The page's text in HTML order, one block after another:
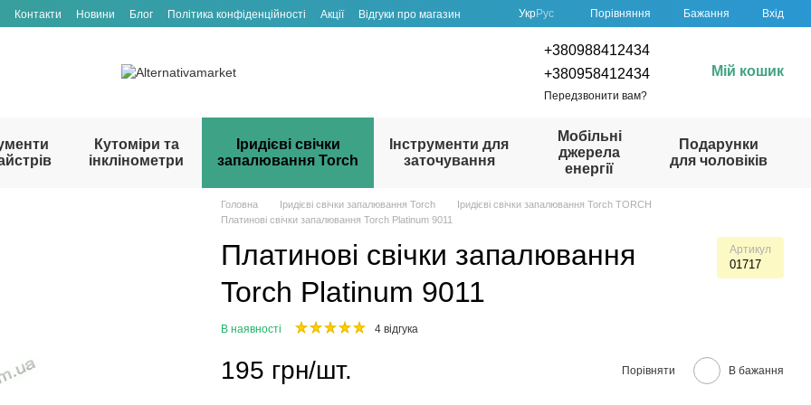
Контакти Новини Блог Політика конфіденційності Акції
Відгуки про магазин
УкрРус Порівняння Бажання Вхід
+380988412434
+380958412434
Передзвонити вам?
Мій кошик
Кутоміри та
інклінометри
Іридієві свічки
запалювання Torch
Інструменти для
заточування
Мобільні
джерела
енергії
Подарунки
для чоловіків
Головна Іридієві свічки запалювання Torch
Іридієві свічки запалювання Torch TORCH
Платинові свічки запалювання Torch Platinum 9011
Платинові свічки запалювання
Torch Platinum 9011
Артикул
01717
В наявності 4 відгука
195 грн/шт. Порівняти В бажання